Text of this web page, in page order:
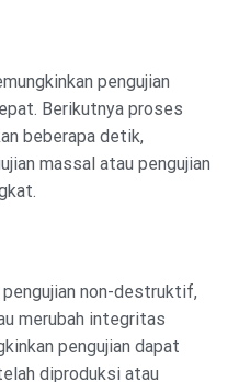
pengujian
Berikutnya proses
beberapa detik,
massal atau pengujian
non-destruktif,
merubah integritas
pengujian dapat
diproduksi atau